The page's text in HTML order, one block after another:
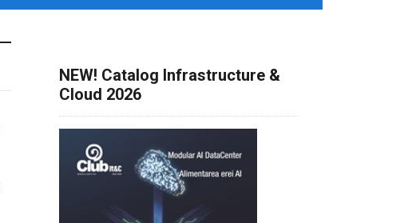
NEW! Catalog Infrastructure &
Cloud 2026